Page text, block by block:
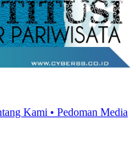
Kami • Pedoman Media